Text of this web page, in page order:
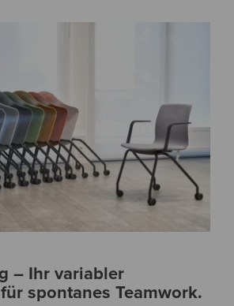
– Ihr variabler
spontanes Teamwork.